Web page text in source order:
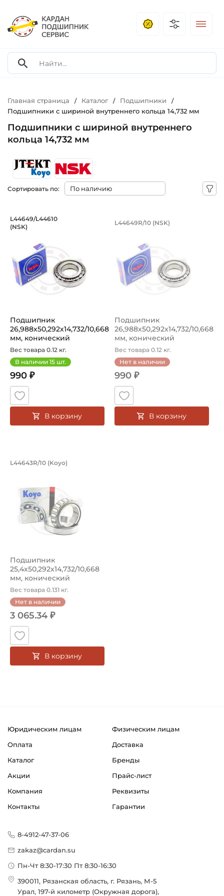
Главная страница / Каталог / Подшипники /
Подшипники с шириной внутреннего кольца 14,732 мм
Подшипники с шириной внутреннего
кольца 14,732 мм
Сортировать по:
Подшипник 26,988х50,292х14,732/
Подшипник L44649/L44610 NSK конический роликовый
L44649/L44610
(NSK)
Подшипник
26,988х50,292х14,732/10,668
мм, конический
роликовый на вал 2...
Вес товара 0.12 кг.
В наличии 15 шт.
990 ₽
В корзину
Подшипник
L44649R/10 (NSK)
Подшипник
26,988х50,292х14,732/10,668
мм, конический
роликовый на вал 2...
Вес товара 0.12 кг.
Нет в наличии
990 ₽
В корзину
Подшипник 25,4х50,292х14,732/
L44643R/10 (Koyo)
Подшипник
25,4х50,292х14,732/10,668
мм, конический
роликовый на вал 25,...
Вес товара 0.131 кг.
Нет в наличии
3 065.34 ₽
В корзину
Юридическим лицам
Физическим лицам
Оплата
Доставка
Каталог
Бренды
Акции
Прайс-лист
Компания
Реквизиты
Контакты
Гарантии
8-4912-47-37-06
zakaz@cardan.su
Пн-Чт 8:30-17:30 Пт 8:30-16:30
390011, Рязанская область, г. Рязань, М-5
Урал, 197-й километр (Окружная дорога),